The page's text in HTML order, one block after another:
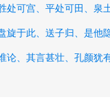
处可宫、 平处可田、 泉
旋于此、 送子归、 是他
论、 其言甚壮、 孔颜犹